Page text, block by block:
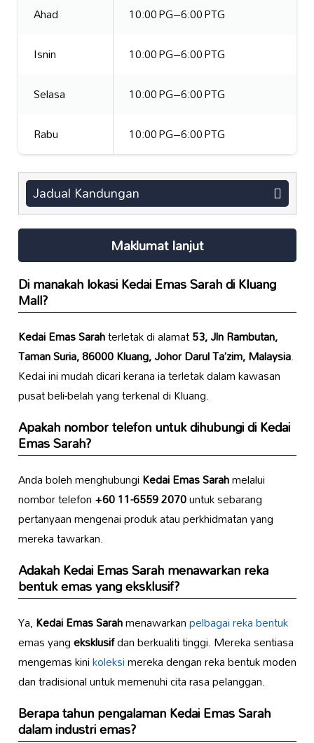
Ahad
10:00 PG–6:00 PTG
Isnin
10:00 PG–6:00 PTG
Selasa
10:00 PG–6:00 PTG
Rabu
10:00 PG–6:00 PTG
Jadual Kandungan
Maklumat lanjut
Di manakah lokasiKedai Emas Sarahdi Kluang
Mall?
Kedai Emas Sarahterletak di alamat53, Jln Rambutan,
Taman Suria, 86000 Kluang, Johor Darul Ta’zim, Malaysia.
Kedai ini mudah dicari kerana ia terletak dalam kawasan
pusat beli-belah yang terkenal di Kluang.
Apakah nombor telefon untuk dihubungi diKedai
Emas Sarah?
Anda boleh menghubungiKedai Emas Sarahmelalui
nombor telefon+60 11-6559 2070untuk sebarang
pertanyaan mengenai produk atau perkhidmatan yang
mereka tawarkan.
AdakahKedai Emas Sarahmenawarkan reka
bentuk emas yang eksklusif?
Ya,Kedai Emas Sarahmenawarkanpelbagai reka bentuk
emas yangeksklusifdan berkualiti tinggi. Mereka sentiasa
mengemas kinikoleksimereka dengan reka bentuk moden
dan tradisional untuk memenuhi cita rasa pelanggan.
Berapa tahun pengalamanKedai Emas Sarah
dalam industri emas?